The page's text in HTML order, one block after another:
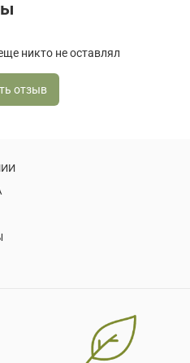
никто не оставлял
отзыв